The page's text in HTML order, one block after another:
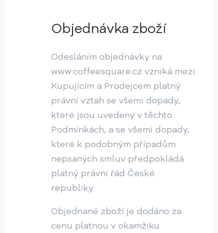
Objednávka zboží
Odesláním objednávky na
www.coffeesquare.cz vzniká mezi
Kupujícím a Prodejcem platný
právní vztah se všemi dopady,
které jsou uvedeny v těchto
Podmínkách, a se všemi dopady,
které k podobným případům
nepsaných smluv předpokládá
platný právní řád České
republiky.
Objednané zboží je dodáno za
cenu platnou v okamžiku